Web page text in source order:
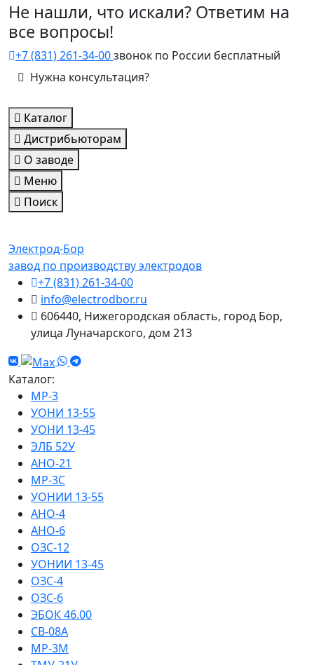
Не нашли, что искали? Ответим на
все вопросы!
+7 (831) 261-34-00звонок по России бесплатный
Нужна консультация?
Каталог
Дистрибьюторам
О заводе
Меню
Поиск
Электрод-Бор
завод по производству электродов
+7 (831) 261-34-00
info@electrodbor.ru
606440, Нижегородская область, город Бор,
улица Луначарского, дом 213
Каталог:
МР-3
УОНИ 13-55
УОНИ 13-45
ЭЛБ 52У
АНО-21
МР-3С
УОНИИ 13-55
АНО-4
АНО-6
ОЗС-12
УОНИИ 13-45
ОЗС-4
ОЗС-6
ЭБОК 46.00
СВ-08А
МР-3М